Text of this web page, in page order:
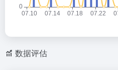
数据评估